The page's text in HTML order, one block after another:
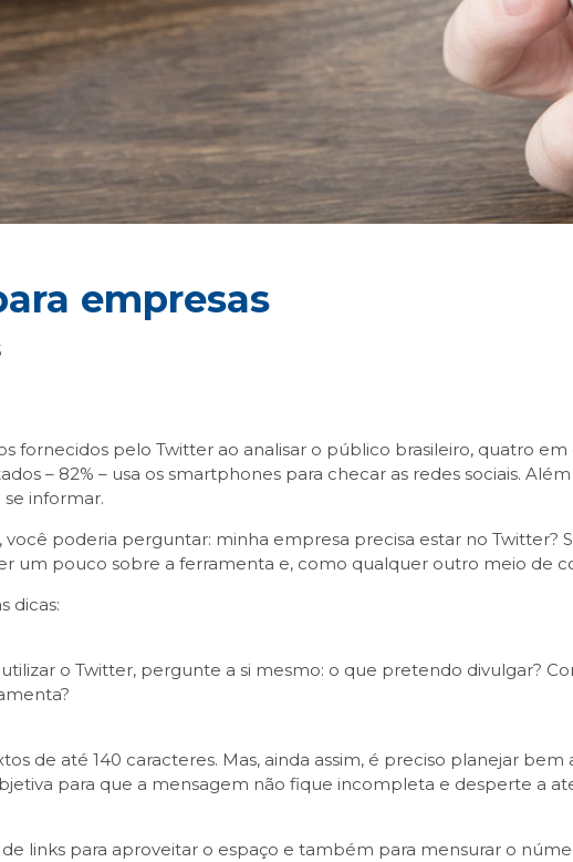
empresas
fornecidos pelo Twitter ao analisar o público brasileiro, quatro
– 82% – usa os smartphones para checar as redes sociais.
informar.
você poderia perguntar: minha empresa precisa estar no Twitter?
um pouco sobre a ferramenta e, como qualquer outro meio de
dicas:
o Twitter, pergunte a si mesmo: o que pretendo divulgar?
de até 140 caracteres. Mas, ainda assim, é preciso planejar
para que a mensagem não fique incompleta e desperte a
links para aproveitar o espaço e também para mensurar o